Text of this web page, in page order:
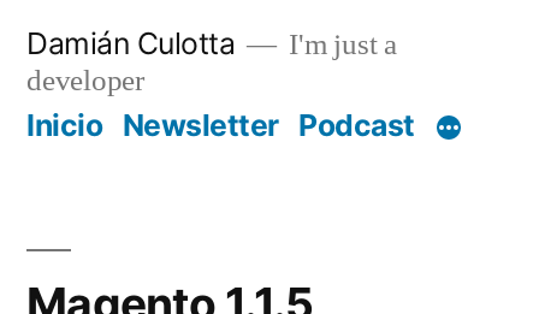
contenido
Damián Culotta
I'm just a
developer
Inicio Newsletter Podcast
Magento 1.1.5